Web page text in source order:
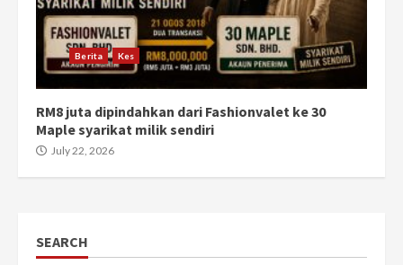
Berita Kes
RM8 juta dipindahkan dari Fashionvalet ke 30
Maple syarikat milik sendiri
July 22, 2026
SEARCH